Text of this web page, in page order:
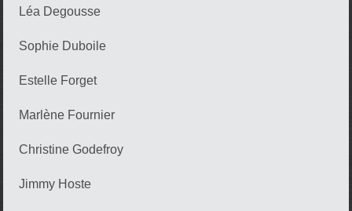
Léa Degousse
Sophie Duboile
Estelle Forget
Marlène Fournier
Christine Godefroy
Jimmy Hoste